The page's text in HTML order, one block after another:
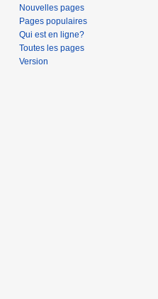
Nouvelles pages
Pages populaires
Qui est en ligne?
Toutes les pages
Version